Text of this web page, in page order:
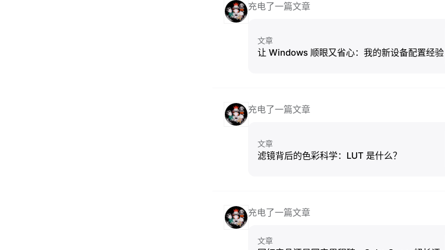
充电了一篇文章
文章
让 Windows 顺眼又省心：我的新设备配置经验
充电了一篇文章
文章
滤镜背后的色彩科学：LUT 是什么？
充电了一篇文章
文章